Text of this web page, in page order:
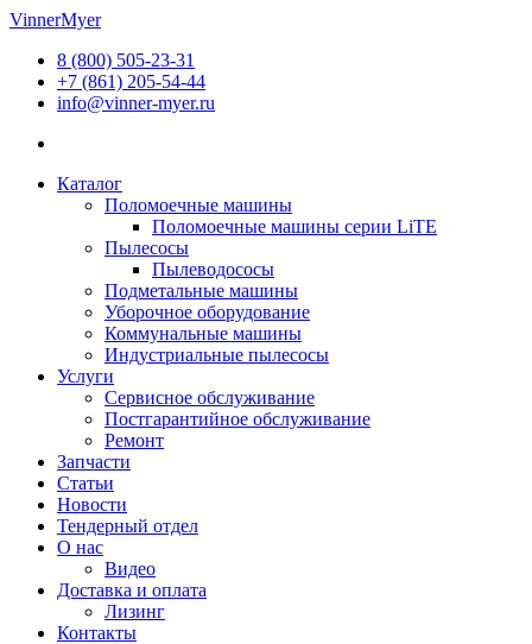
Перейти
содержимому
VinnerMyer
8 (800) 505-23-31
+7 (861) 205-54-44
info@vinner-myer.ru
Каталог
Поломоечные машины
Поломоечные машины серии LiTE
Пылесосы
Пылеводососы
Подметальные машины
Уборочное оборудование
Коммунальные машины
Индустриальные пылесосы
Услуги
Сервисное обслуживание
Постгарантийное обслуживание
Ремонт
Запчасти
Статьи
Новости
Тендерный отдел
О нас
Видео
Доставка и оплата
Лизинг
Контакты